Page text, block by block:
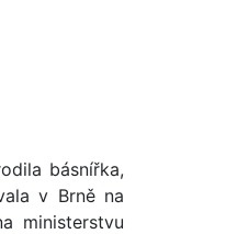
básnířka,
v Brně na
ministerstvu